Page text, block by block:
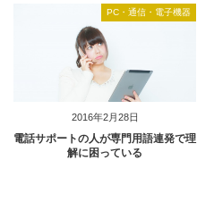
2016年2月28日
PC・通信・電子機器
電話サポートの人が専門用語連発で理
解に困っている